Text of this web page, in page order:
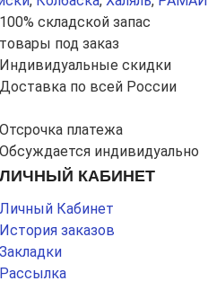
100% складской запас
товары под заказ
Индивидуальные скидки
Доставка по всей России
Отсрочка платежа
Обсуждается индивидуально
ЛИЧНЫЙ КАБИНЕТ
Личный Кабинет
История заказов
Закладки
Рассылка